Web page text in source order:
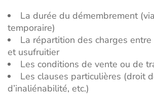
La durée du démembrement
temporaire)
La répartition des charges
et usufruitier
Les conditions de vente ou de
Les clauses particulières (droit
d’inaliénabilité, etc.)